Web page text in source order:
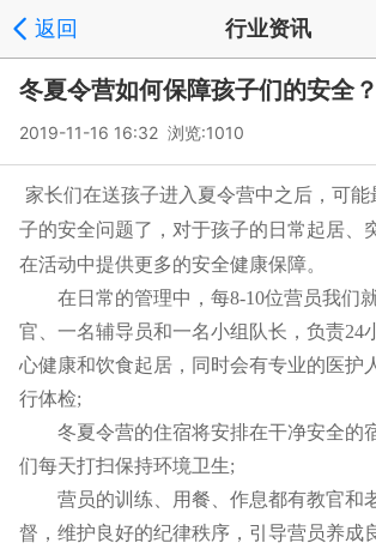
返回 行业资讯
冬夏令营如何保障孩子们的安全？
2019-11-16 16:32 浏览:1010
家长们在送孩子进入夏令营中之后，可
子的安全问题了，对于孩子的日常起居、
在活动中提供更多的安全健康保障。
在日常的管理中，每8-10位营员我们
官、一名辅导员和一名小组队长，负责24
心健康和饮食起居，同时会有专业的医护
行体检;
冬夏令营的住宿将安排在干净安全的
们每天打扫保持环境卫生;
营员的训练、用餐、作息都有教官和
督，维护良好的纪律秩序，引导营员养成